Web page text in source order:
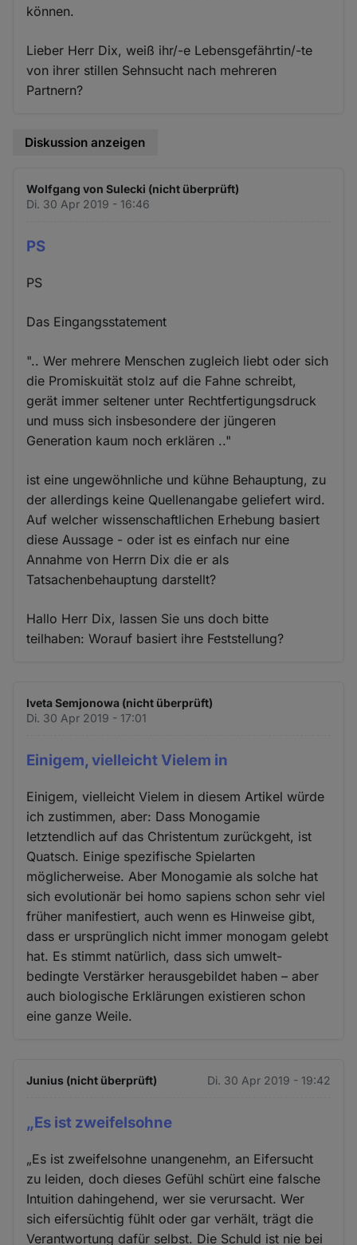
können.
Lieber Herr Dix, weiß ihr/-e Lebensgefährtin/-te
von ihrer stillen Sehnsucht nach mehreren
Partnern?
Diskussion anzeigen
Wolfgang von Sulecki (nicht überprüft)
Di. 30 Apr 2019 - 16:46
PS
PS
Das Eingangsstatement
".. Wer mehrere Menschen zugleich liebt oder sich
die Promiskuität stolz auf die Fahne schreibt,
gerät immer seltener unter Rechtfertigungsdruck
und muss sich insbesondere der jüngeren
Generation kaum noch erklären .."
ist eine ungewöhnliche und kühne Behauptung, zu
der allerdings keine Quellenangabe geliefert wird.
Auf welcher wissenschaftlichen Erhebung basiert
diese Aussage - oder ist es einfach nur eine
Annahme von Herrn Dix die er als
Tatsachenbehauptung darstellt?
Hallo Herr Dix, lassen Sie uns doch bitte
teilhaben: Worauf basiert ihre Feststellung?
Iveta Semjonowa (nicht überprüft)
Di. 30 Apr 2019 - 17:01
Einigem, vielleicht Vielem in
Einigem, vielleicht Vielem in diesem Artikel würde
ich zustimmen, aber: Dass Monogamie
letztendlich auf das Christentum zurückgeht, ist
Quatsch. Einige spezifische Spielarten
möglicherweise. Aber Monogamie als solche hat
sich evolutionär bei homo sapiens schon sehr viel
früher manifestiert, auch wenn es Hinweise gibt,
dass er ursprünglich nicht immer monogam gelebt
hat. Es stimmt natürlich, dass sich umwelt-
bedingte Verstärker herausgebildet haben – aber
auch biologische Erklärungen existieren schon
eine ganze Weile.
Junius (nicht überprüft) Di. 30 Apr 2019 - 19:42
„Es ist zweifelsohne
„Es ist zweifelsohne unangenehm, an Eifersucht
zu leiden, doch dieses Gefühl schürt eine falsche
Intuition dahingehend, wer sie verursacht. Wer
sich eifersüchtig fühlt oder gar verhält, trägt die
Verantwortung dafür selbst. Die Schuld ist nie bei